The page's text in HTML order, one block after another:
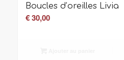
Boucles d’oreilles Livia
€30,00